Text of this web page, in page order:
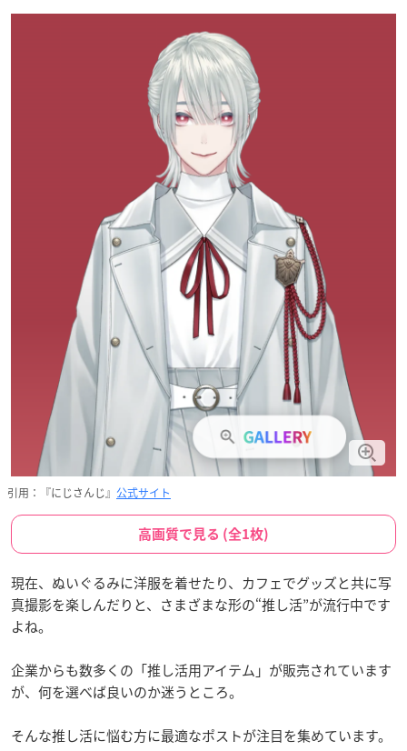
引用：『にじさんじ』 公式サイト
高画質で見る (全1枚)
現在、ぬいぐるみに洋服を着せたり、カフェでグッズと共に写
真撮影を楽しんだりと、さまざまな形の“推し活”が流行中です
よね。
企業からも数多くの「推し活用アイテム」が販売されています
が、何を選べば良いのか迷うところ。
そんな推し活に悩む方に最適なポストが注目を集めています。